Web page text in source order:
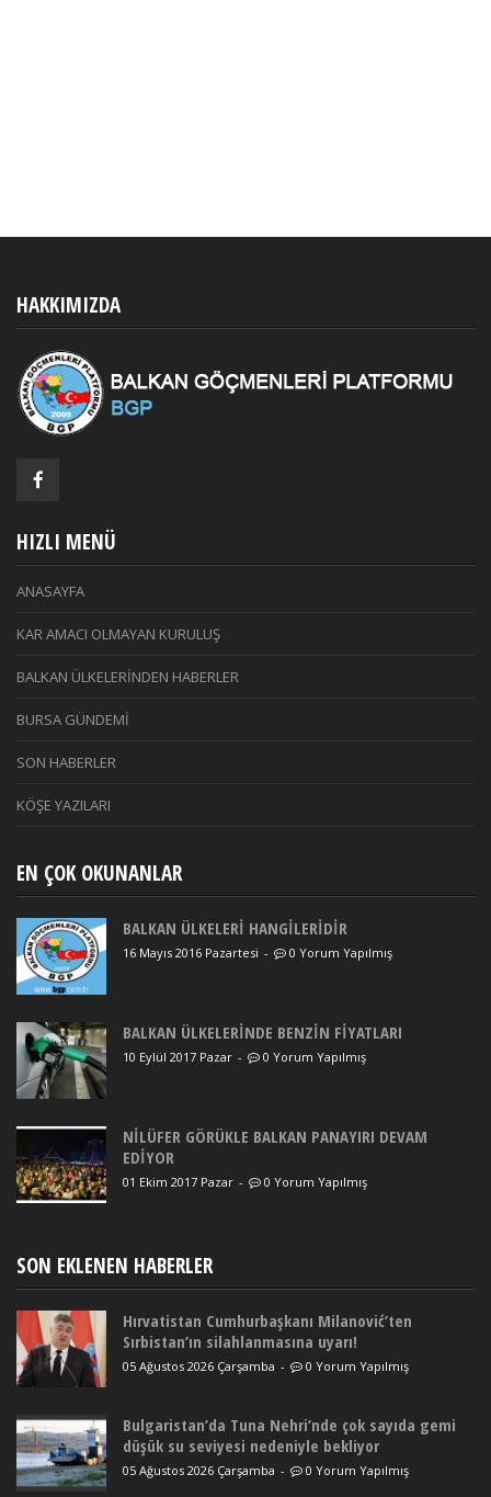
HAKKIMIZDA
HIZLI MENÜ
ANASAYFA
KAR AMACI OLMAYAN KURULUŞ
BALKAN ÜLKELERİNDEN HABERLER
BURSA GÜNDEMİ
SON HABERLER
KÖŞE YAZILARI
EN ÇOK OKUNANLAR
BALKAN ÜLKELERİ HANGİLERİDİR
16 Mayıs 2016 Pazartesi - 0 Yorum Yapılmış
BALKAN ÜLKELERİNDE BENZİN FİYATLARI
10 Eylül 2017 Pazar - 0 Yorum Yapılmış
NİLÜFER GÖRÜKLE BALKAN PANAYIRI DEVAM
EDİYOR
01 Ekim 2017 Pazar - 0 Yorum Yapılmış
SON EKLENEN HABERLER
Hırvatistan Cumhurbaşkanı Milanović’ten
Sırbistan’ın silahlanmasına uyarı!
05 Ağustos 2026 Çarşamba - 0 Yorum Yapılmış
Bulgaristan’da Tuna Nehri’nde çok sayıda gemi
düşük su seviyesi nedeniyle bekliyor
05 Ağustos 2026 Çarşamba - 0 Yorum Yapılmış